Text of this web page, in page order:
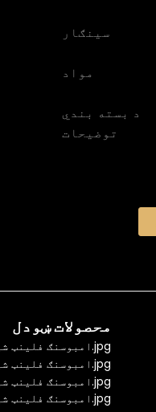
سينګار
مواد
د بسته بندي
توضیحات
محصولات ښودل